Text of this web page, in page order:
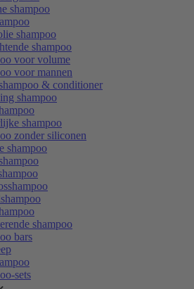
shampoo
shampoo
shampoo
voor volume
voor mannen
& conditioner
shampoo
shampoo
zonder siliconen
shampoo
shampoo
bars
sets